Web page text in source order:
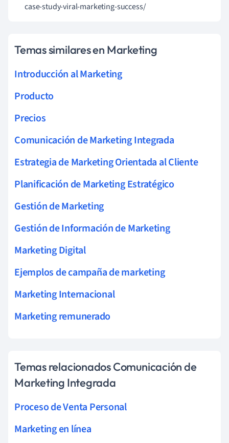
case-study-viral-marketing-success/
Temas similares en Marketing
Introducción al Marketing
Producto
Precios
Comunicación de Marketing Integrada
Estrategia de Marketing Orientada al Cliente
Planificación de Marketing Estratégico
Gestión de Marketing
Gestión de Información de Marketing
Marketing Digital
Ejemplos de campaña de marketing
Marketing Internacional
Marketing remunerado
Temas relacionados Comunicación de
Marketing Integrada
Proceso de Venta Personal
Marketing en línea